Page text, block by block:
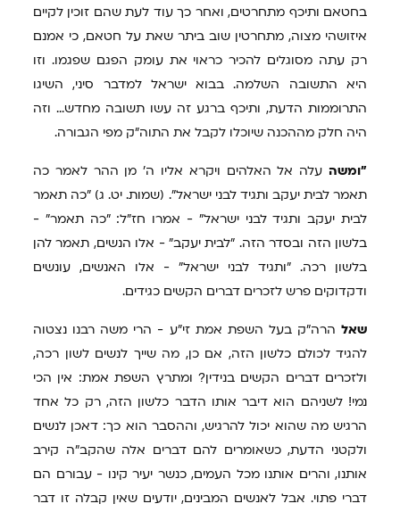
בחטאם ותיכף מתחרטים, ואחר כך עוד לעת שהם זוכין לקיים
איזושהי מצוה, מתחרטין שוב ביתר שאת על חטאם, כי אמנם
רק עתה מסוגלים להכיר כראוי את עומק הפגם שפגמו. וזו
היא התשובה השלמה. בבוא ישראל למדבר סיני, השיגו
התרוממות הדעת, ותיכף ברגע זה עשו תשובה מחדש... וזה
היה חלק מההכנה שיוכלו לקבל את התוה"ק מפי הגבורה.
"ומשה עלה אל האלהים ויקרא אליו ה' מן ההר לאמר כה
תאמר לבית יעקב ותגיד לבני ישראל". (שמות. יט. ג) "כה תאמר
לבית יעקב ותגיד לבני ישראל" - אמרו חז"ל: "כה תאמר" -
בלשון הזה ובסדר הזה. "לבית יעקב" - אלו הנשים, תאמר להן
בלשון רכה. "ותגיד לבני ישראל" - אלו האנשים, עונשים
ודקדוקים פרש לזכרים דברים הקשים כגידים.
שאל הרה"ק בעל השפת אמת זי"ע - הרי משה רבנו נצטוה
להגיד לכולם כלשון הזה, אם כן, מה שייך לנשים לשון רכה,
ולזכרים דברים הקשים בנידין? ומתרץ השפת אמת: אין הכי
נמי! לשניהם הוא דיבר אותו הדבר כלשון הזה, רק כל אחד
הרגיש מה שהוא יכול להרגיש, וההסבר הוא כך: דאכן לנשים
ולקטני הדעת, כשאומרים להם דברים אלה שהקב"ה קירב
אותנו, והרים אותנו מכל העמים, כנשר יעיר קינו - עבורם הם
דברי פתוי. אבל לאנשים המבינים, יודעים שאין קבלה זו דבר